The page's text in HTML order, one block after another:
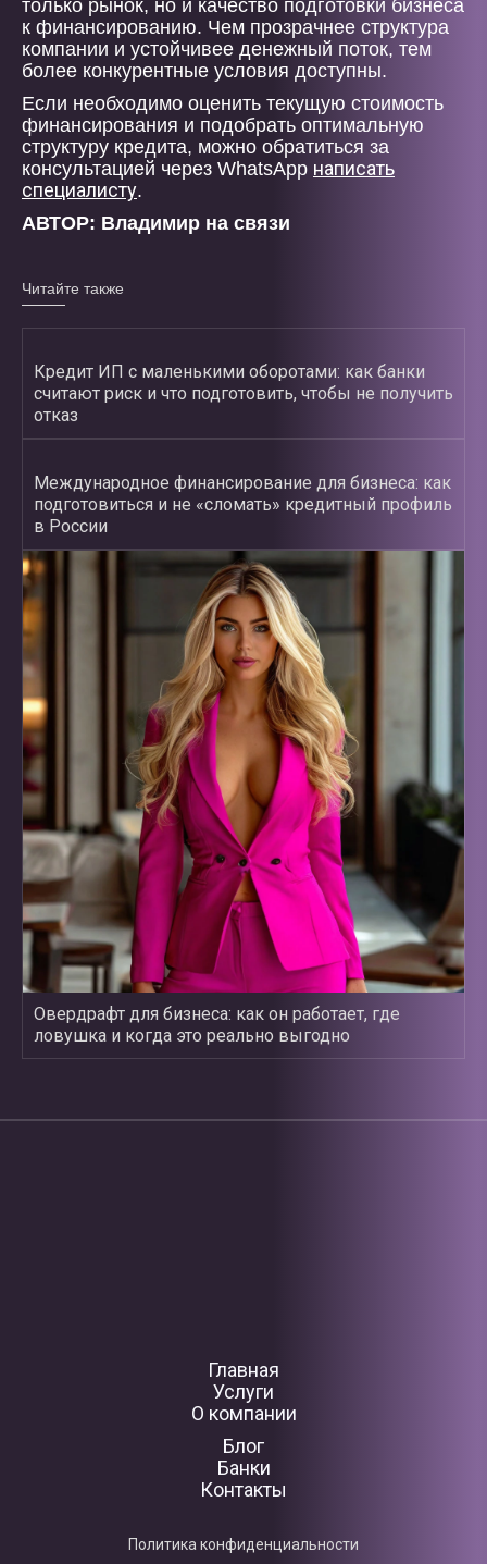
только рынок, но и качество подготовки бизнеса
к финансированию. Чем прозрачнее структура
компании и устойчивее денежный поток, тем
более конкурентные условия доступны.
Если необходимо оценить текущую стоимость
финансирования и подобрать оптимальную
структуру кредита, можно обратиться за
консультацией через WhatsApp написать
специалисту.
АВТОР: Владимир на связи
Читайте также
Кредит ИП с маленькими оборотами: как банки
считают риск и что подготовить, чтобы не получить
отказ
Международное финансирование для бизнеса: как
подготовиться и не «сломать» кредитный профиль
в России
Овердрафт для бизнеса: как он работает, где
ловушка и когда это реально выгодно
Главная
Услуги
О компании
Блог
Банки
Контакты
Политика конфиденциальности